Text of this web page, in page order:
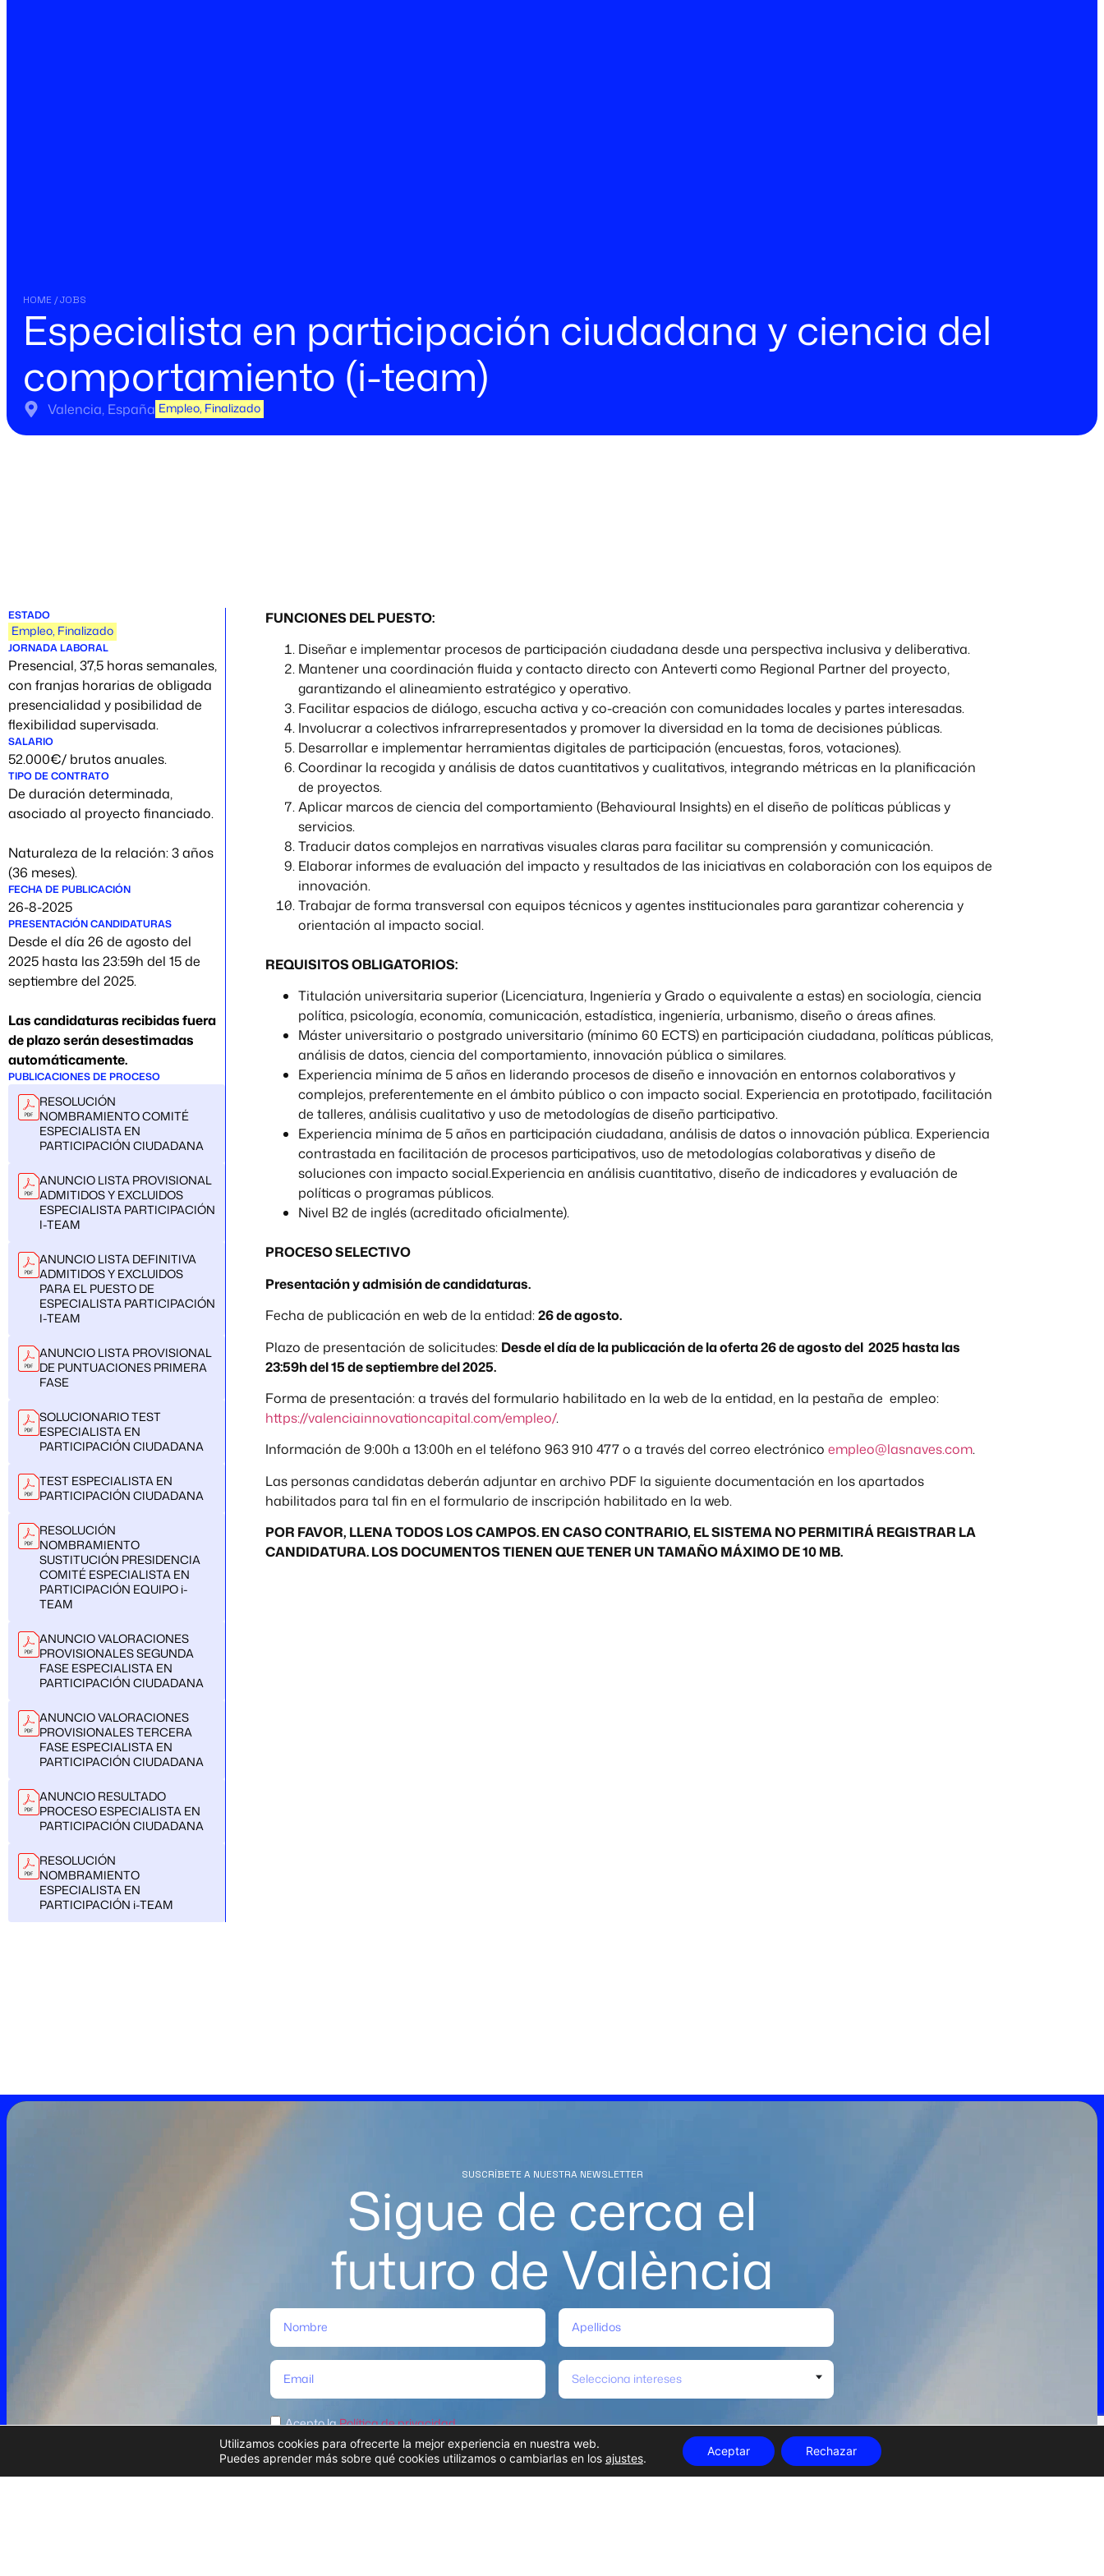
HOME / JOBS
Especialista en participación ciudadana y ciencia del
comportamiento (i-team)
Valencia, España Empleo Finalizado
ESTADO
Empleo Finalizado
JORNADA LABORAL
Presencial, 37,5 horas semanales,
con franjas horarias de obligada
presencialidad y posibilidad de
flexibilidad supervisada.
SALARIO
52.000€/ brutos anuales.
TIPO DE CONTRATO
De duración determinada,
asociado al proyecto financiado.
Naturaleza de la relación: 3 años
(36 meses).
FECHA DE PUBLICACIÓN
26-8-2025
PRESENTACIÓN CANDIDATURAS
Desde el día 26 de agosto del
2025 hasta las 23:59h del 15 de
septiembre del 2025.
Las candidaturas recibidas fuera
de plazo serán desestimadas
automáticamente.
PUBLICACIONES DE PROCESO
RESOLUCIÓN
NOMBRAMIENTO COMITÉ
ESPECIALISTA EN
PARTICIPACIÓN CIUDADANA
ANUNCIO LISTA PROVISIONAL
ADMITIDOS Y EXCLUIDOS
ESPECIALISTA PARTICIPACIÓN
I-TEAM
ANUNCIO LISTA DEFINITIVA
ADMITIDOS Y EXCLUIDOS
PARA EL PUESTO DE
ESPECIALISTA PARTICIPACIÓN
I-TEAM
ANUNCIO LISTA PROVISIONAL
DE PUNTUACIONES PRIMERA
FASE
SOLUCIONARIO TEST
ESPECIALISTA EN
PARTICIPACIÓN CIUDADANA
TEST ESPECIALISTA EN
PARTICIPACIÓN CIUDADANA
RESOLUCIÓN
NOMBRAMIENTO
SUSTITUCIÓN PRESIDENCIA
COMITÉ ESPECIALISTA EN
PARTICIPACIÓN EQUIPO i-
TEAM
ANUNCIO VALORACIONES
PROVISIONALES SEGUNDA
FASE ESPECIALISTA EN
PARTICIPACIÓN CIUDADANA
ANUNCIO VALORACIONES
PROVISIONALES TERCERA
FASE ESPECIALISTA EN
PARTICIPACIÓN CIUDADANA
ANUNCIO RESULTADO
PROCESO ESPECIALISTA EN
PARTICIPACIÓN CIUDADANA
RESOLUCIÓN
NOMBRAMIENTO
ESPECIALISTA EN
PARTICIPACIÓN i-TEAM
FUNCIONES DEL PUESTO:
Diseñar e implementar procesos de participación ciudadana desde una perspectiva inclusiva y deliberativa.
Mantener una coordinación fluida y contacto directo con Anteverti como Regional Partner del proyecto,
garantizando el alineamiento estratégico y operativo.
Facilitar espacios de diálogo, escucha activa y co-creación con comunidades locales y partes interesadas.
Involucrar a colectivos infrarrepresentados y promover la diversidad en la toma de decisiones públicas.
Desarrollar e implementar herramientas digitales de participación (encuestas, foros, votaciones).
Coordinar la recogida y análisis de datos cuantitativos y cualitativos, integrando métricas en la planificación
de proyectos.
Aplicar marcos de ciencia del comportamiento (Behavioural Insights) en el diseño de políticas públicas y
servicios.
Traducir datos complejos en narrativas visuales claras para facilitar su comprensión y comunicación.
Elaborar informes de evaluación del impacto y resultados de las iniciativas en colaboración con los equipos de
innovación.
Trabajar de forma transversal con equipos técnicos y agentes institucionales para garantizar coherencia y
orientación al impacto social.
REQUISITOS OBLIGATORIOS:
Titulación universitaria superior (Licenciatura, Ingeniería y Grado o equivalente a estas) en sociología, ciencia
política, psicología, economía, comunicación, estadística, ingeniería, urbanismo, diseño o áreas afines.
Máster universitario o postgrado universitario (mínimo 60 ECTS) en participación ciudadana, políticas públicas,
análisis de datos, ciencia del comportamiento, innovación pública o similares.
Experiencia mínima de 5 años en liderando procesos de diseño e innovación en entornos colaborativos y
complejos, preferentemente en el ámbito público o con impacto social. Experiencia en prototipado, facilitación
de talleres, análisis cualitativo y uso de metodologías de diseño participativo.
Experiencia mínima de 5 años en participación ciudadana, análisis de datos o innovación pública. Experiencia
contrastada en facilitación de procesos participativos, uso de metodologías colaborativas y diseño de
soluciones con impacto social.Experiencia en análisis cuantitativo, diseño de indicadores y evaluación de
políticas o programas públicos.
Nivel B2 de inglés (acreditado oficialmente).
PROCESO SELECTIVO
Presentación y admisión de candidaturas.
Fecha de publicación en web de la entidad:26 de agosto.
Plazo de presentación de solicitudes: Desde el día de la publicación de la oferta 26 de agosto del 2025 hasta las
23:59h del 15 de septiembre del 2025.
Forma de presentación: a través del formulario habilitado en la web de la entidad, en la pestaña de empleo:
https://valenciainnovationcapital.com/empleo/.
Información de 9:00h a 13:00h en el teléfono 963 910 477 o a través del correo electrónico empleo@lasnaves.com.
Las personas candidatas deberán adjuntar en archivo PDF la siguiente documentación en los apartados
habilitados para tal fin en el formulario de inscripción habilitado en la web.
POR FAVOR, LLENA TODOS LOS CAMPOS. EN CASO CONTRARIO, EL SISTEMA NO PERMITIRÁ REGISTRAR LA
CANDIDATURA. LOS DOCUMENTOS TIENEN QUE TENER UN TAMAÑO MÁXIMO DE 10 MB.
SUSCRÍBETE A NUESTRA NEWSLETTER
Sigue de cerca el
futuro de València
Selecciona intereses
Acepto laPolítica de privacidad.
Suscribirme
Utilizamos cookies para ofrecerte la mejor experiencia en nuestra web.
Puedes aprender más sobre qué cookies utilizamos o cambiarlas en los ajustes.
Aceptar Rechazar